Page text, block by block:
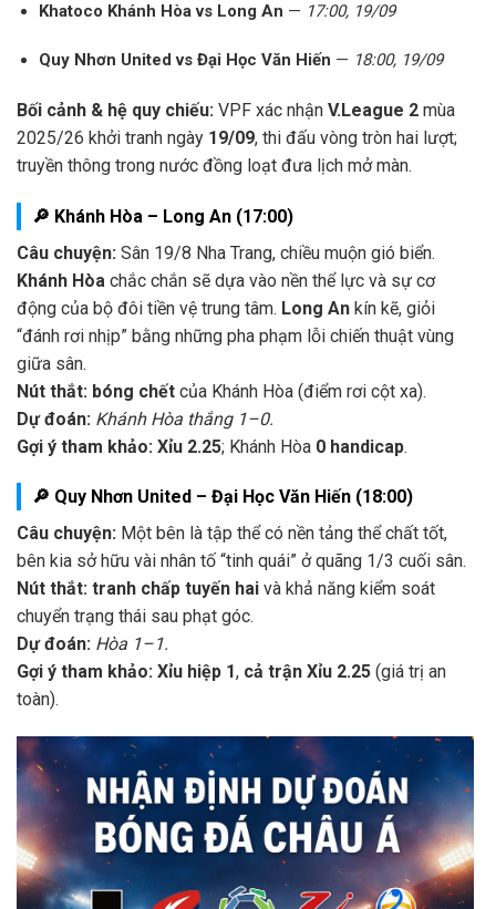
Khatoco Khánh Hòa vs Long An — 17:00, 19/09
Quy Nhơn United vs Đại Học Văn Hiến — 18:00, 19/09
Bối cảnh & hệ quy chiếu: VPF xác nhận V.League 2 mùa
2025/26 khởi tranh ngày 19/09, thi đấu vòng tròn hai lượt;
truyền thông trong nước đồng loạt đưa lịch mở màn.
🔎 Khánh Hòa – Long An (17:00)
Câu chuyện: Sân 19/8 Nha Trang, chiều muộn gió biển.
Khánh Hòa chắc chắn sẽ dựa vào nền thể lực và sự cơ
động của bộ đôi tiền vệ trung tâm. Long An kín kẽ, giỏi
“đánh rơi nhịp” bằng những pha phạm lỗi chiến thuật vùng
giữa sân.
Nút thắt: bóng chết của Khánh Hòa (điểm rơi cột xa).
Dự đoán: Khánh Hòa thắng 1–0.
Gợi ý tham khảo: Xỉu 2.25; Khánh Hòa 0 handicap.
🔎 Quy Nhơn United – Đại Học Văn Hiến (18:00)
Câu chuyện: Một bên là tập thể có nền tảng thể chất tốt,
bên kia sở hữu vài nhân tố “tinh quái” ở quãng 1/3 cuối sân.
Nút thắt: tranh chấp tuyến hai và khả năng kiểm soát
chuyển trạng thái sau phạt góc.
Dự đoán: Hòa 1–1.
Gợi ý tham khảo: Xỉu hiệp 1, cả trận Xỉu 2.25 (giá trị an
toàn).